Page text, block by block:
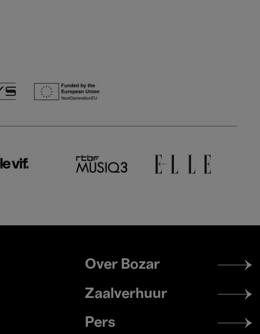
Footer
menu
Over Bozar
Zaalverhuur
Pers